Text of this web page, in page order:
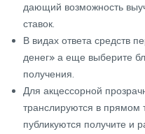
дающий возможность
ставок.
В видах ответа средств
денег» а еще выберите
получения.
Для акцессорной
транслируются в прямом
публикуются получите и